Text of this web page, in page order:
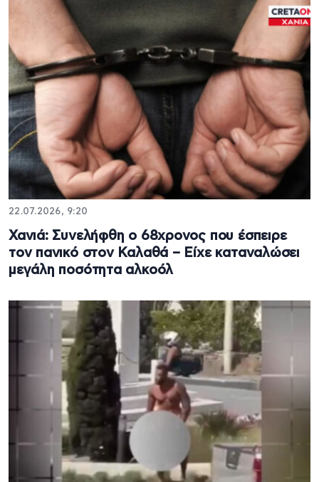
22.07.2026, 9:20
Χανιά: Συνελήφθη ο 68χρονος που έσπειρε
τον πανικό στον Καλαθά – Είχε καταναλώσει
μεγάλη ποσότητα αλκοόλ